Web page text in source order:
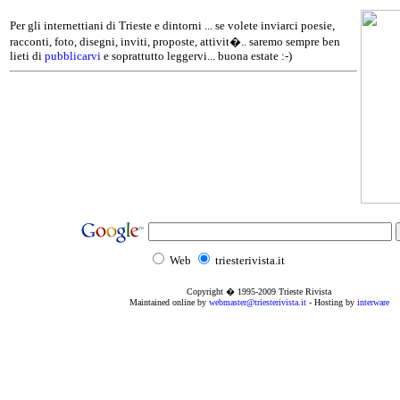
Per gli internettiani di Trieste e dintorni ... se volete inviarci poesie,
racconti, foto, disegni, inviti, proposte, attivit�.. saremo sempre ben
lieti di pubblicarvi e soprattutto leggervi... buona estate :-)
Web triesterivista.it
Copyright � 1995-2009 Trieste Rivista
Maintained online by webmaster@triesterivista.it- Hosting by interware